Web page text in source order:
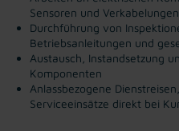
Sensoren und Verkabelungen
Durchführung von
Betriebsanleitungen und
Austausch, Instandsetzung
Komponenten
Anlassbezogene
Serviceeinsätze direkt bei